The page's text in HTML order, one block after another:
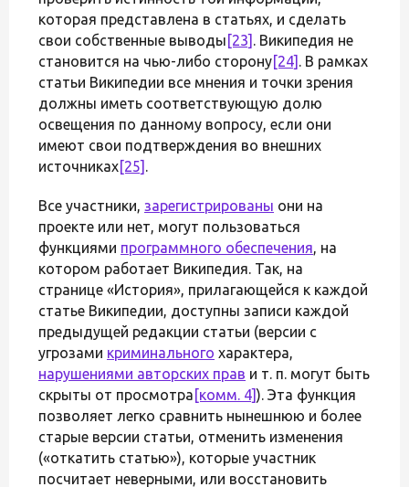
которая представлена в статьях, и сделать
свои собственные выводы [23] . Википедия не
становится на чью-либо сторону[24] . В рамках
статьи Википедии все мнения и точки зрения
должны иметь соответствующую долю
освещения по данному вопросу, если они
имеют свои подтверждения во внешних
источниках[25] .
Все участники, зарегистрированы они на
проекте или нет, могут пользоваться
функциями программного обеспечения, на
котором работает Википедия. Так, на
странице «История», прилагающейся к каждой
статье Википедии, доступны записи каждой
предыдущей редакции статьи (версии с
угрозами криминального характера,
нарушениями авторских прав и т. п. могут быть
скрыты от просмотра [комм. 4]). Эта функция
позволяет легко сравнить нынешнюю и более
старые версии статьи, отменить изменения
(«откатить статью»), которые участник
посчитает неверными, или восстановить